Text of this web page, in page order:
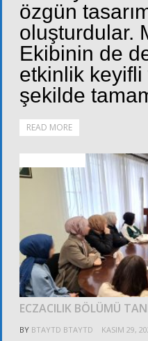
özgün
oluşturdular.
Ekibinin de
etkinlik
şekilde
READ MORE
ECZACILIK BÖLÜMÜ
BY BTAYTD BTAYTD KASIM 29,